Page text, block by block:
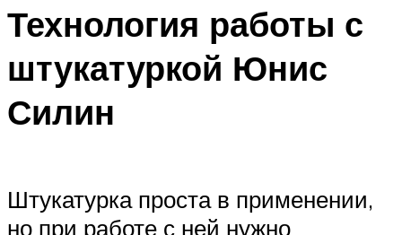
МЕНЮ
Технология работы с
штукатуркой Юнис
Силин
Штукатурка проста в применении,
но при работе с ней нужно